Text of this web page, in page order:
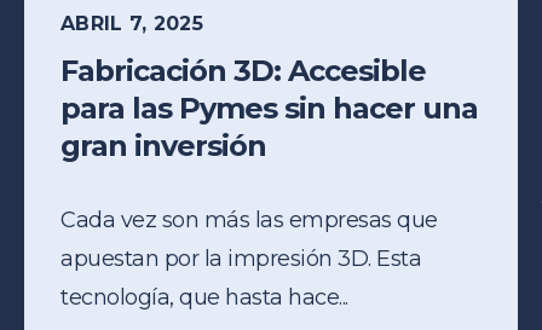
ABRIL 7, 2025
Fabricación 3D: Accesible
para las Pymes sin hacer una
gran inversión
Cada vez son más las empresas que
apuestan por la impresión 3D. Esta
tecnología, que hasta hace...